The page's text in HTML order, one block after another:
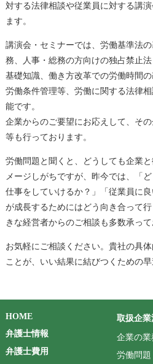
対する法律相談や従業員に対する講
ます。
講演会・セミナーでは、労働基準法
務、人事・総務の方向けの独占禁止
基礎知識、働き方改革での労働時間
労働条件管理等、労働に関する法律
能です。
企業からのご要望にお応えして、そ
等も行っております。
労働問題と聞くと、どうしても企業
メージしがちですが、昨今では、「
仕事をしていけるか？」「従業員に
が成長するためにはどう向き合って
きな経営者からのご相談も多数承って
お気軽にご相談ください。貴社の具
ことが、いい結果に結びつくための早
HOME
弁護士情報
弁護士費用
取扱企業
企業の
労働問題